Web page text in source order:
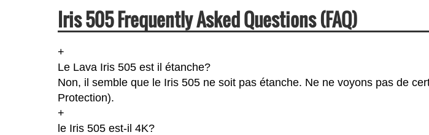
Iris 505 Frequently Asked Questions (FAQ)
+
Le Lava Iris 505 est il étanche?
Non, il semble que le Iris 505 ne soit pas étanche. Ne ne voyons pas de
Protection).
+
le Iris 505 est-il 4K?